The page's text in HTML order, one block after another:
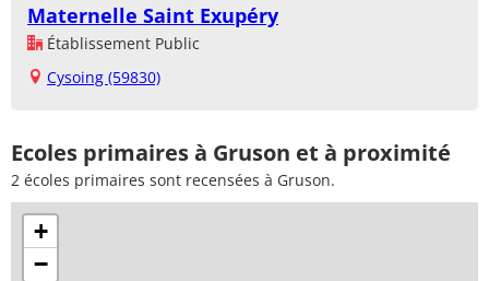
Maternelle Saint Exupéry
Établissement Public
Cysoing (59830)
Ecoles primaires à Gruson et à proximité
2 écoles primaires sont recensées à Gruson.
+
−